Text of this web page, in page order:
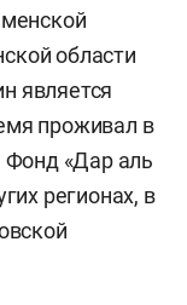
области
является
проживал в
Фонд «Дар аль
регионах, в